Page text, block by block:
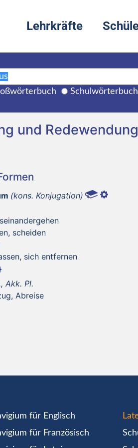
Lehrkräfte
Schulwörterbuch
und
(kons. Konjugation)
scheiden
sich entfernen
Akk. Pl.
Abreise
für Englisch
für Französisch